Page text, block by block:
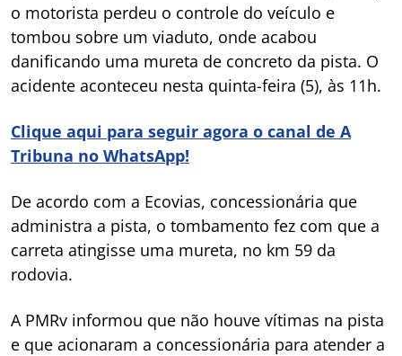
o motorista perdeu o controle do veículo e
tombou sobre um viaduto, onde acabou
danificando uma mureta de concreto da pista. O
acidente aconteceu nesta quinta-feira (5), às 11h.
Clique aqui para seguir agora o canal de A
Tribuna no WhatsApp!
De acordo com a Ecovias, concessionária que
administra a pista, o tombamento fez com que a
carreta atingisse uma mureta, no km 59 da
rodovia.
A PMRv informou que não houve vítimas na pista
e que acionaram a concessionária para atender a